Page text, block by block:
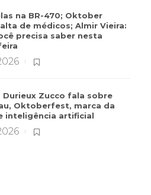
na BR-470; Oktober
de médicos; Almir Vieira:
precisa saber nesta
Durieux Zucco fala sobre
Oktoberfest, marca da
inteligência artificial